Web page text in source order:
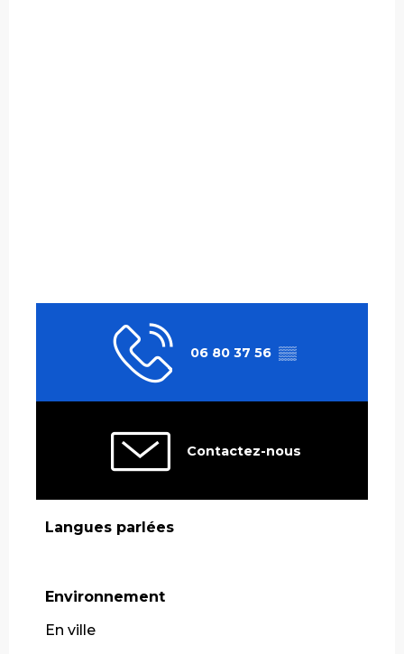
06 80 37 56 ▒▒
Contactez-nous
Langues parlées
Langues parlées
Environnement
Environnement
En ville